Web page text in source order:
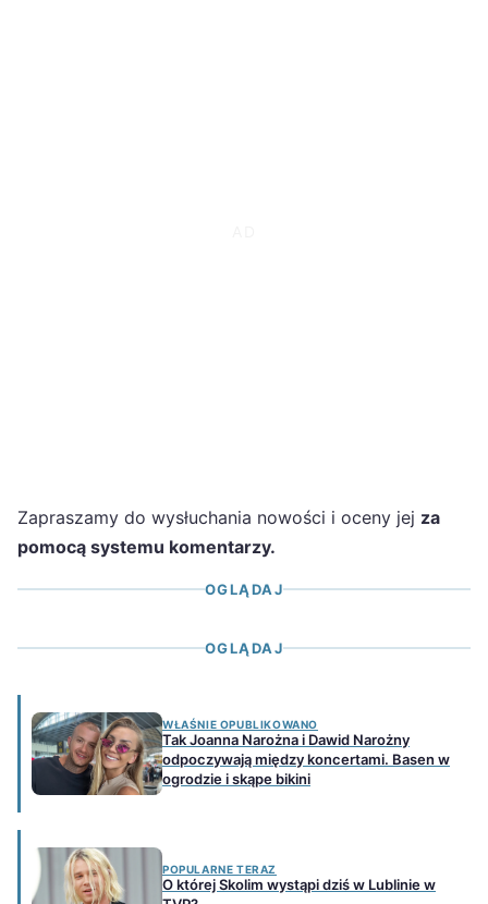
Zapraszamy do wysłuchania nowości i oceny jej za
pomocą systemu komentarzy.
OGLĄDAJ
OGLĄDAJ
WŁAŚNIE OPUBLIKOWANO
Tak Joanna Narożna i Dawid Narożny
odpoczywają między koncertami. Basen w
ogrodzie i skąpe bikini
POPULARNE TERAZ
O której Skolim wystąpi dziś w Lublinie w